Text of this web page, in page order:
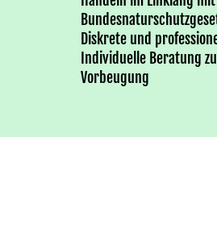
Diskrete und
Individuelle Beratung
Vorbeugung